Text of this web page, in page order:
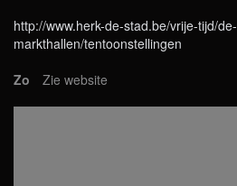
http://www.herk-de-stad.be/vrije-tijd/de-
markthallen/tentoonstellingen
Zo
Zie website